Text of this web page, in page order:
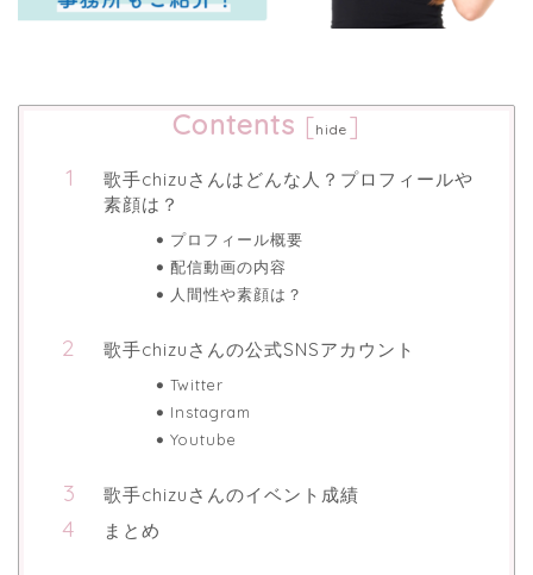
Contents [hide ]
歌手chizuさんはどんな人？プロフィールや
素顔は？
プロフィール概要
配信動画の内容
人間性や素顔は？
歌手chizuさんの公式SNSアカウント
Twitter
Instagram
Youtube
歌手chizuさんのイベント成績
まとめ